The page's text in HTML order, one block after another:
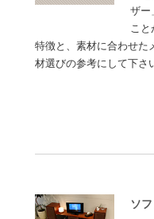
ザー
こ
特徴と、素材に合わせた
材選びの参考にして下さ
ソ